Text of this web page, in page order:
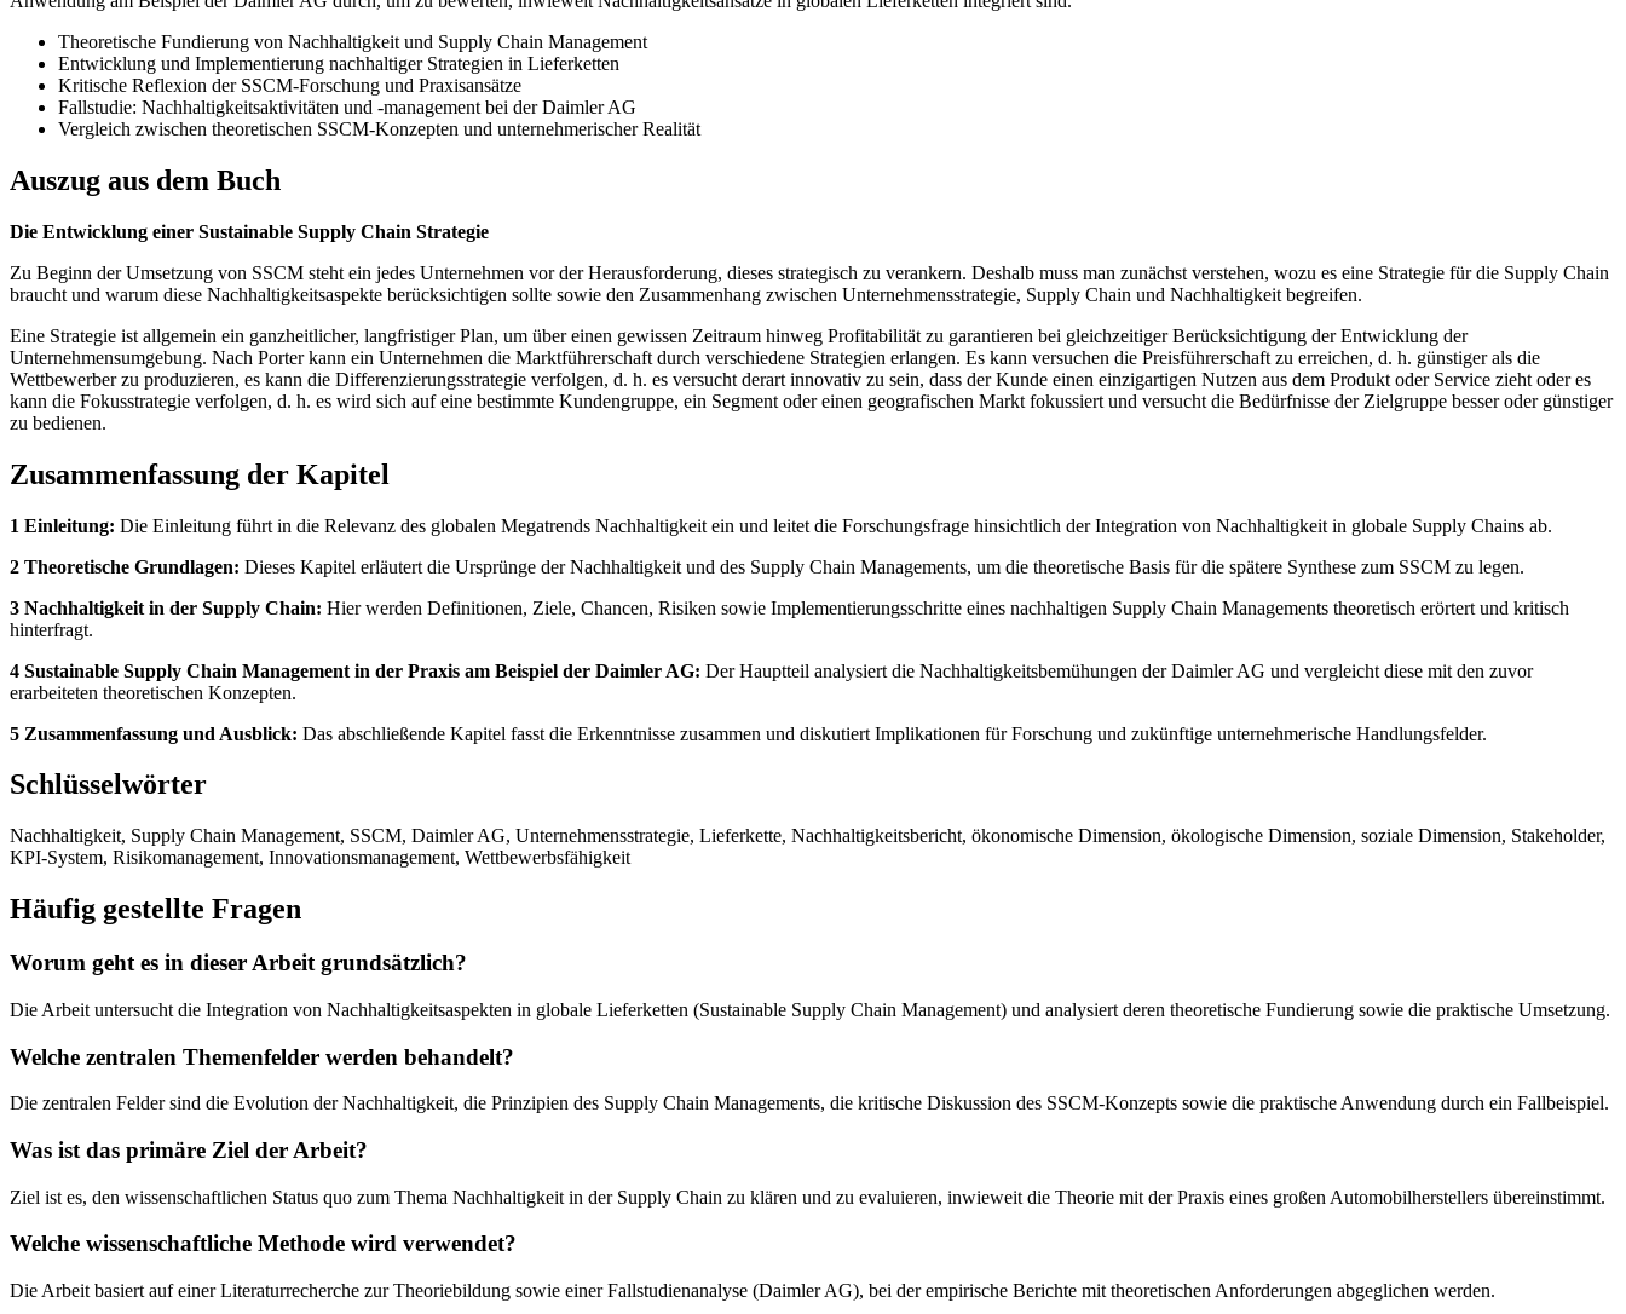
Theoretische Fundierung von Nachhaltigkeit und Supply Chain Management
Entwicklung und Implementierung nachhaltiger Strategien in Lieferketten
Kritische Reflexion der SSCM-Forschung und Praxisansätze
Fallstudie: Nachhaltigkeitsaktivitäten und -management bei der Daimler AG
Vergleich zwischen theoretischen SSCM-Konzepten und unternehmerischer Realität
Auszug aus dem Buch
Die Entwicklung einer Sustainable Supply Chain Strategie
Zu Beginn der Umsetzung von SSCM steht ein jedes Unternehmen vor der Herausforderung, dieses strategisch zu verankern. Deshalb muss man zunächst verstehen, wozu es eine Strategie für die Supply Chain
braucht und warum diese Nachhaltigkeitsaspekte berücksichtigen sollte sowie den Zusammenhang zwischen Unternehmensstrategie, Supply Chain und Nachhaltigkeit begreifen.
Eine Strategie ist allgemein ein ganzheitlicher, langfristiger Plan, um über einen gewissen Zeitraum hinweg Profitabilität zu garantieren bei gleichzeitiger Berücksichtigung der Entwicklung der
Unternehmensumgebung. Nach Porter kann ein Unternehmen die Marktführerschaft durch verschiedene Strategien erlangen. Es kann versuchen die Preisführerschaft zu erreichen, d. h. günstiger als die
Wettbewerber zu produzieren, es kann die Differenzierungsstrategie verfolgen, d. h. es versucht derart innovativ zu sein, dass der Kunde einen einzigartigen Nutzen aus dem Produkt oder Service zieht oder es
kann die Fokusstrategie verfolgen, d. h. es wird sich auf eine bestimmte Kundengruppe, ein Segment oder einen geografischen Markt fokussiert und versucht die Bedürfnisse der Zielgruppe besser oder günstiger
zu bedienen.
Zusammenfassung der Kapitel
1 Einleitung: Die Einleitung führt in die Relevanz des globalen Megatrends Nachhaltigkeit ein und leitet die Forschungsfrage hinsichtlich der Integration von Nachhaltigkeit in globale Supply Chains ab.
2 Theoretische Grundlagen: Dieses Kapitel erläutert die Ursprünge der Nachhaltigkeit und des Supply Chain Managements, um die theoretische Basis für die spätere Synthese zum SSCM zu legen.
3 Nachhaltigkeit in der Supply Chain: Hier werden Definitionen, Ziele, Chancen, Risiken sowie Implementierungsschritte eines nachhaltigen Supply Chain Managements theoretisch erörtert und kritisch
hinterfragt.
4 Sustainable Supply Chain Management in der Praxis am Beispiel der Daimler AG: Der Hauptteil analysiert die Nachhaltigkeitsbemühungen der Daimler AG und vergleicht diese mit den zuvor
erarbeiteten theoretischen Konzepten.
5 Zusammenfassung und Ausblick: Das abschließende Kapitel fasst die Erkenntnisse zusammen und diskutiert Implikationen für Forschung und zukünftige unternehmerische Handlungsfelder.
Schlüsselwörter
Nachhaltigkeit, Supply Chain Management, SSCM, Daimler AG, Unternehmensstrategie, Lieferkette, Nachhaltigkeitsbericht, ökonomische Dimension, ökologische Dimension, soziale Dimension, Stakeholder,
KPI-System, Risikomanagement, Innovationsmanagement, Wettbewerbsfähigkeit
Häufig gestellte Fragen
Worum geht es in dieser Arbeit grundsätzlich?
Die Arbeit untersucht die Integration von Nachhaltigkeitsaspekten in globale Lieferketten (Sustainable Supply Chain Management) und analysiert deren theoretische Fundierung sowie die praktische Umsetzung.
Welche zentralen Themenfelder werden behandelt?
Die zentralen Felder sind die Evolution der Nachhaltigkeit, die Prinzipien des Supply Chain Managements, die kritische Diskussion des SSCM-Konzepts sowie die praktische Anwendung durch ein Fallbeispiel.
Was ist das primäre Ziel der Arbeit?
Ziel ist es, den wissenschaftlichen Status quo zum Thema Nachhaltigkeit in der Supply Chain zu klären und zu evaluieren, inwieweit die Theorie mit der Praxis eines großen Automobilherstellers übereinstimmt.
Welche wissenschaftliche Methode wird verwendet?
Die Arbeit basiert auf einer Literaturrecherche zur Theoriebildung sowie einer Fallstudienanalyse (Daimler AG), bei der empirische Berichte mit theoretischen Anforderungen abgeglichen werden.